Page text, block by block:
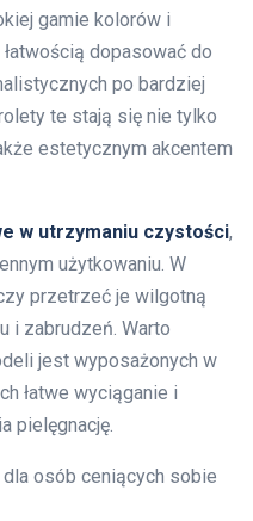
gamie kolorów i
dopasować do
po bardziej
te stają się nie tylko
estetycznym akcentem
w utrzymaniu czystości,
użytkowaniu. W
przetrzeć je wilgotną
i zabrudzeń. Warto
jest wyposażonych w
łatwe wyciąganie i
pielęgnację.
dla osób ceniących sobie